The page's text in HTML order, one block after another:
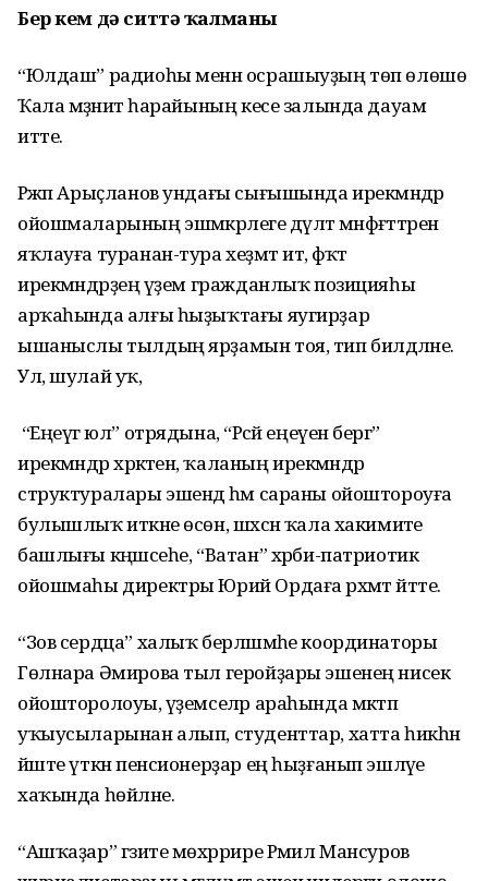
Бер кем дә ситтә ҡалманы
“Юлдаш” радиоһы менән осрашыуҙың төп өлөшө
Ҡала мәҙәниәт һарайының кесе залында дауам
итте.
Рәжәп Арыҫланов ундағы сығышында ирекмәндәр
ойошмаларының эшмәкәрлеге дәүләт мәнфәғәттәрен
яҡлауға туранан-тура хеҙмәт итә, фәҡәт
ирекмәндәрҙең әүҙем гражданлыҡ позицияһы
арҡаһында алғы һыҙыҡтағы яугирҙар
ышаныслы тылдың ярҙамын тоя, тип билдәләне.
Ул, шулай уҡ,
“Еңеүгә юл” отрядына, “Рәсәй еңеүенә бергә”
ирекмәндәр хәрәкәтенә, ҡаланың ирекмәндәр
структуралары эшендә һәм сараны ойоштороуға
булышлыҡ иткәне өсөн, шәхсән ҡала хакимиәте
башлығы кәңәшсеһе, “Ватан” хәрби-патриотик
ойошмаһы директры Юрий Ордаға рәхмәт әйтте.
“Зов сердца” халыҡ берләшмәһе координаторы
Гөлнара Әмирова тыл геройҙары эшенең нисек
ойошторолоуы, әүҙемселәр араһында мәктәп
уҡыусыларынан алып, студенттар, хатта һикһән
йәште үткән пенсионерҙар ең һыҙғанып эшләүе
хаҡында һөйләне.
“Ашҡаҙар” гәзите мөхәррире Рәмил Мансуров